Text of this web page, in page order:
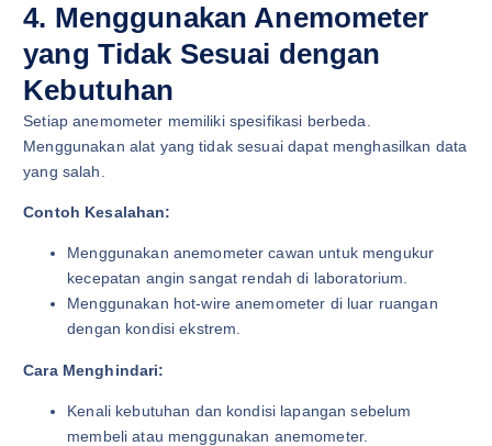
4. Menggunakan Anemometer
yang Tidak Sesuai dengan
Kebutuhan
Setiap anemometer memiliki spesifikasi berbeda.
Menggunakan alat yang tidak sesuai dapat menghasilkan data
yang salah.
Contoh Kesalahan:
Menggunakan anemometer cawan untuk mengukur
kecepatan angin sangat rendah di laboratorium.
Menggunakan hot-wire anemometer di luar ruangan
dengan kondisi ekstrem.
Cara Menghindari:
Kenali kebutuhan dan kondisi lapangan sebelum
membeli atau menggunakan anemometer.